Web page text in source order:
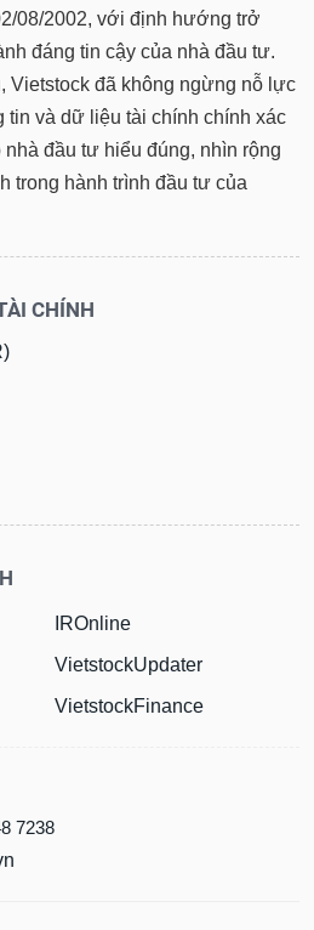
08/2002, với định hướng trở
đáng tin cậy của nhà đầu tư.
Vietstock đã không ngừng nỗ lực
tin và dữ liệu tài chính chính xác
đầu tư hiểu đúng, nhìn rộng
trong hành trình đầu tư của
CHÍNH
IROnline
VietstockUpdater
VietstockFinance
7238